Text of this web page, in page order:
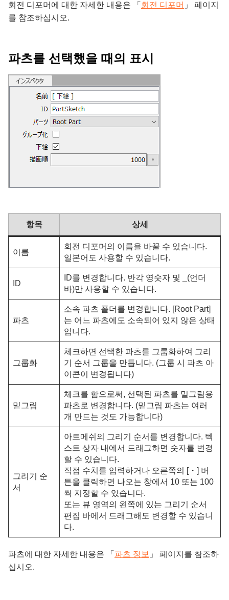
회전 디포머에 대한 자세한 내용은 「 회전 디포머 」 페이지
를 참조하십시오.
파츠를 선택했을 때의 표시
항목 상세
이름
회전 디포머의 이름을 바꿀 수 있습니다.
일본어도 사용할 수 있습니다.
ID
ID를 변경합니다. 반각 영숫자 및 _(언더
바)만 사용할 수 있습니다.
파츠
소속 파츠 폴더를 변경합니다. [Root Part]
는 어느 파츠에도 소속되어 있지 않은 상태
입니다.
그룹화
체크하면 선택한 파츠를 그룹화하여 그리
기 순서 그룹을 만듭니다. (그룹 시 파츠 아
이콘이 변경됩니다)
밑그림
체크를 함으로써, 선택된 파츠를 밑그림용
파츠로 변경합니다. (밑그림 파츠는 여러
개 만드는 것도 가능합니다)
그리기 순
서
아트메쉬의 그리기 순서를 변경합니다. 텍
스트 상자 내에서 드래그하면 숫자를 변경
할 수 있습니다.
직접 수치를 입력하거나 오른쪽의 [・] 버
튼을 클릭하면 나오는 창에서 10 또는 100
씩 지정할 수 있습니다.
또는 뷰 영역의 왼쪽에 있는 그리기 순서
편집 바에서 드래그해도 변경할 수 있습니
다.
파츠에 대한 자세한 내용은 「 파츠 정보 」 페이지를 참조하
십시오.